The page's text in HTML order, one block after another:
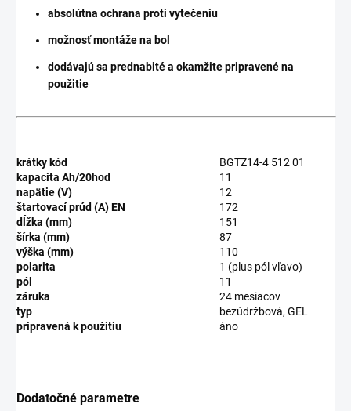
absolútna ochrana proti vytečeniu
možnosť montáže na bol
dodávajú sa prednabité a okamžite pripravené na
použitie
krátky kód
BGTZ14-4 512 01
kapacita Ah/20hod
11
napätie (V)
12
štartovací prúd (A) EN 172
dĺžka (mm)
151
šírka (mm)
87
výška (mm)
110
polarita
1 (plus pól vľavo)
pól
11
záruka
24 mesiacov
typ
bezúdržbová, GEL
pripravená k použitiu
áno
Dodatočné parametre